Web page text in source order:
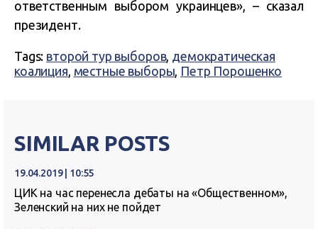
ответственным выбором украинцев», – сказал
президент.
Tags: второй тур выборов, демократическая
коалиция местные выборы Петр Порошенко
SIMILAR POSTS
19.04.2019 | 10:55
ЦИК на час перенесла дебаты на «Общественном»,
Зеленский на них не пойдет